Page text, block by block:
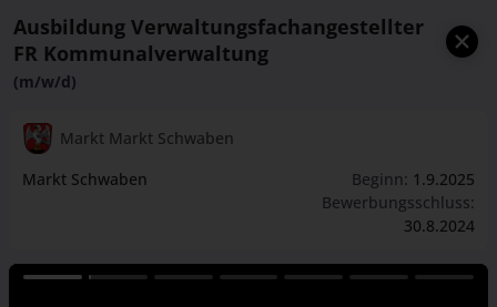
Ausbildung Verwaltungsfachangestellter
FR Kommunalverwaltung
(m/w/d)
Markt Markt Schwaben
Markt Schwaben
Beginn: 1.9.2025
Bewerbungsschluss:
30.8.2024